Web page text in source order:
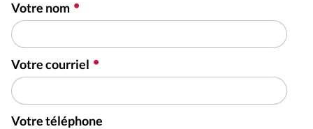
Votre nom
Votre courriel
Votre téléphone